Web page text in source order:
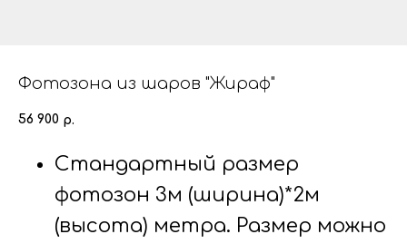
Фотозона из шаров "Жираф"
56 900 р.
Стандартный размер
фотозон 3м (ширина)*2м
(высота) метра. Размер можно